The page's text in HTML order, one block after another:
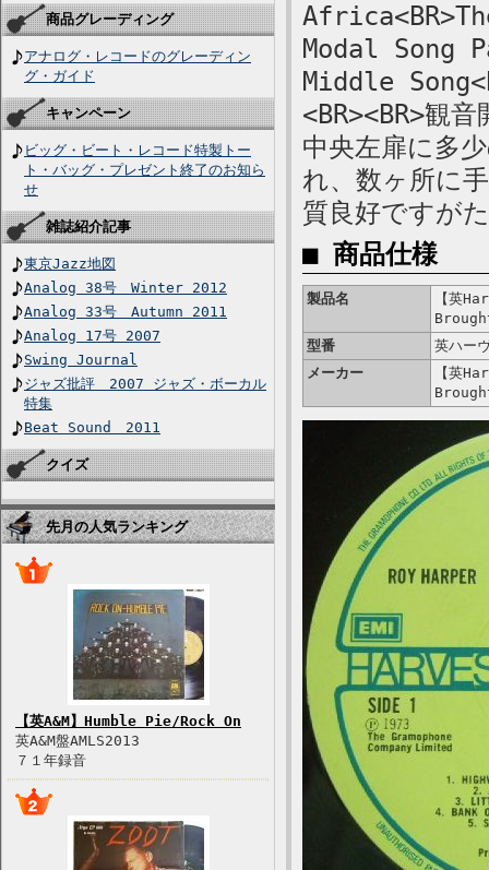
商品グレーディング
アナログ・レコードのグレーディン
グ・ガイド
キャンペーン
ビッグ・ビート・レコード特製トー
ト・バッグ・プレゼント終了のお知ら
せ
雑誌紹介記事
東京Jazz地図
Analog 38号 Winter 2012
Analog 33号 Autumn 2011
Analog 17号 2007
Swing Journal
ジャズ批評 2007 ジャズ・ボーカル
特集
Beat Sound 2011
クイズ
先月の人気ランキング
【英A&M】Humble Pie/Rock On
英A&M盤AMLS2013
７１年録音
Modal Song
Middle
<BR><BR>観
中央左扉に多
れ、数ヶ所に
質良好ですが
■ 商品仕様
製品名
【英
型番
英ハー
メーカー
【英